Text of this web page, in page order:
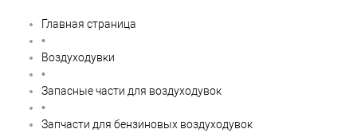
Главная страница
•
Воздуходувки
•
Запасные части для воздуходувок
•
Запчасти для бензиновых воздуходувок